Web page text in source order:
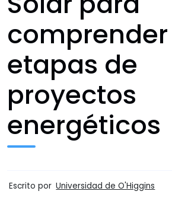
comprender
etapas de
proyectos
energéticos
Escrito por Universidad de O'Higgins